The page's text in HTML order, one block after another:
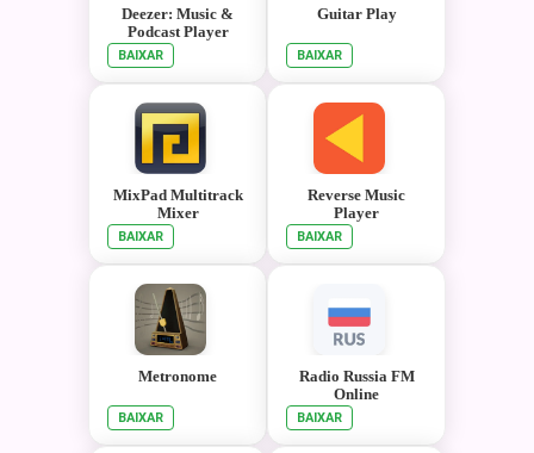
Deezer: Music &
Podcast Player
BAIXAR
Guitar Play
BAIXAR
MixPad Multitrack
Mixer
BAIXAR
Reverse Music
Player
BAIXAR
Metronome
BAIXAR
Radio Russia FM
Online
BAIXAR